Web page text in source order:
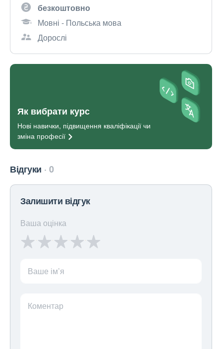
безкоштовно
Мовні - Польська мова
Дорослі
Як вибрати курс
Нові навички, підвищення кваліфікації чи
зміна професії
Відгуки 0
Залишити відгук
Ваша оцінка
Ваше ім’я
Коментар